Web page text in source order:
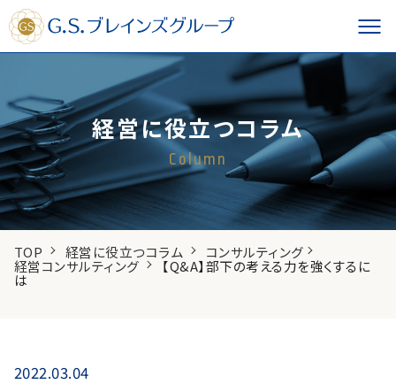
経営に役立つコラム
Column
TOP 経営に役立つコラム コンサルティング
経営コンサルティング 【Q&A】部下の考える力を強くするに
は
2022.03.04